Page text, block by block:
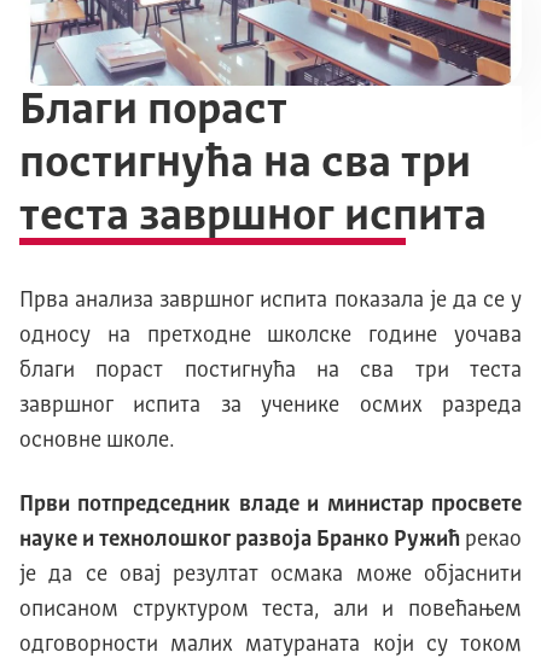
Благи пораст
постигнућа на сва три
теста завршног испита
Прва анализа завршног испита показала је да се у
односу на претходне школске године уочава
благи пораст постигнућа на сва три теста
завршног испита за ученике осмих разреда
основне школе.
Први потпредседник владе и министар просвете
науке и технолошког развоја Бранко Ружић рекао
је да се овај резултат осмака може објаснити
описаном структуром теста, али и повећањем
одговорности малих матураната који су током